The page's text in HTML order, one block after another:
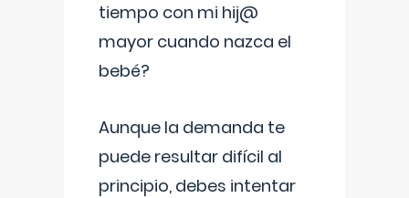
tiempo con mi hij@
mayor cuando nazca el
bebé?
Aunque la demanda te
puede resultar difícil al
principio, debes intentar